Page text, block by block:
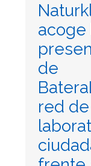
acoge
de
red de